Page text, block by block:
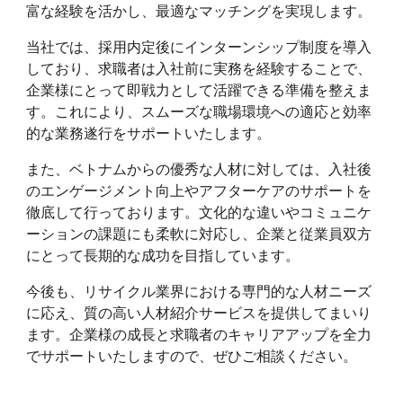
富な経験を活かし、最適なマッチングを実現します。
当社では、採用内定後にインターンシップ制度を導入
しており、求職者は入社前に実務を経験することで、
企業様にとって即戦力として活躍できる準備を整えま
す。これにより、スムーズな職場環境への適応と効率
的な業務遂行をサポートいたします。
また、ベトナムからの優秀な人材に対しては、入社後
のエンゲージメント向上やアフターケアのサポートを
徹底して行っております。文化的な違いやコミュニケ
ーションの課題にも柔軟に対応し、企業と従業員双方
にとって長期的な成功を目指しています。
今後も、リサイクル業界における専門的な人材ニーズ
に応え、質の高い人材紹介サービスを提供してまいり
ます。企業様の成長と求職者のキャリアアップを全力
でサポートいたしますので、ぜひご相談ください。